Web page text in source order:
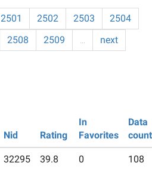
2501 2502 2503
2504
2508 2509 …
next
Nid Rating
In
Favorites
Data
32295 39.8 0 108